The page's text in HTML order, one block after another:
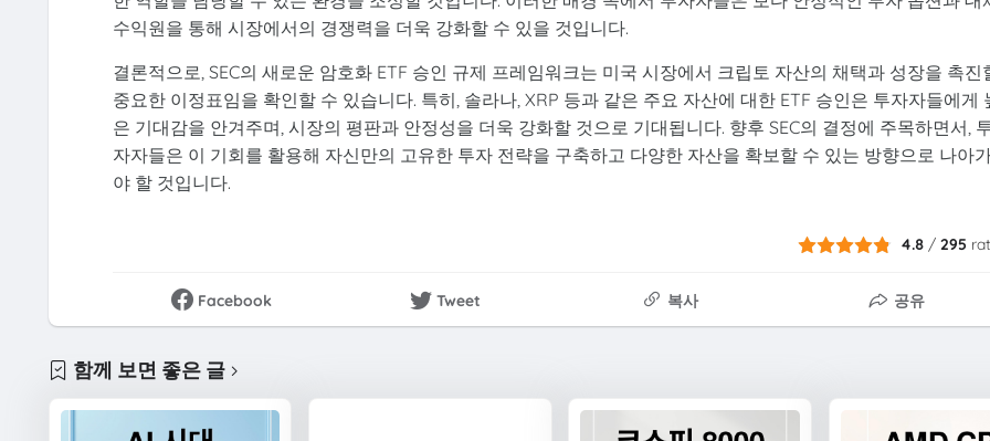
수익원을 통해 시장에서의 경쟁력을 더욱 강화할 수 있을 것입니다.
결론적으로, SEC의 새로운 암호화 ETF 승인 규제 프레임워크는 미국 시장에서 크립토 자산의 채택과 성장을 촉진
중요한 이정표임을 확인할 수 있습니다. 특히, 솔라나, XRP 등과 같은 주요 자산에 대한 ETF 승인은 투자자들에게
은 기대감을 안겨주며, 시장의 평판과 안정성을 더욱 강화할 것으로 기대됩니다. 향후 SEC의 결정에 주목하면서,
자자들은 이 기회를 활용해 자신만의 고유한 투자 전략을 구축하고 다양한 자산을 확보할 수 있는 방향으로 나아
야 할 것입니다.
4.8 /295
Facebook Tweet 복사 공유
함께 보면 좋은 글